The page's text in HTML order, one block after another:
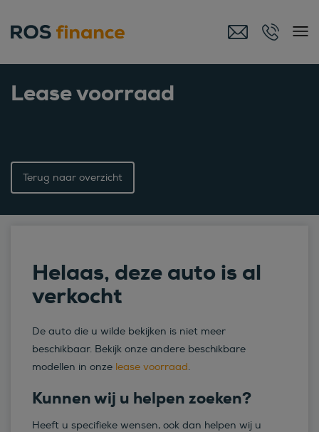
Lease voorraad
Terug naar overzicht
Helaas, deze auto is al
verkocht
De auto die u wilde bekijken is niet meer
beschikbaar. Bekijk onze andere beschikbare
modellen in onze lease voorraad.
Kunnen wij u helpen zoeken?
Heeft u specifieke wensen, ook dan helpen wij u